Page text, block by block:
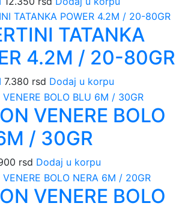
TATANKA
4.2M / 20-80GR
7.380 rsd Dodaj u korpu
VENERE BOLO
/ 30GR
rsd Dodaj u korpu
VENERE BOLO